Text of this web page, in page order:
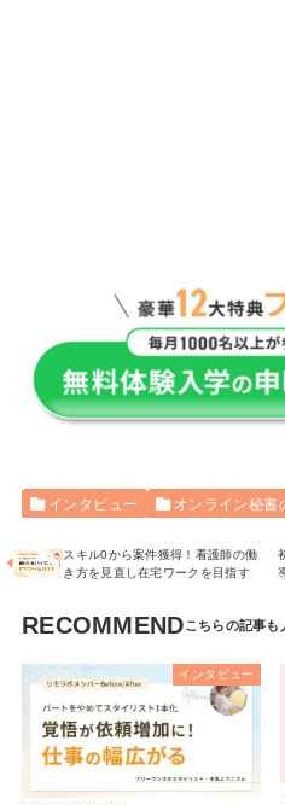
インタビュー オンライン秘書
スキル0から案件獲得！看護師の働
き方を見直し在宅ワークを目指す
RECOMMEND
インタビュー